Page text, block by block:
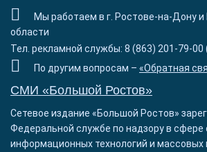
Мы работаем в г. Ростове-на-Дону и
области
Тел. рекламной службы: 8 (863) 201-79-00
По другим вопросам – «Обратная
СМИ «Большой Ростов»
Сетевое издание «Большой Ростов»
Федеральной службе по надзору в сфере
информационных технологий и массовых